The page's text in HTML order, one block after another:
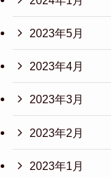
2023年5月
2023年4月
2023年3月
2023年2月
2023年1月